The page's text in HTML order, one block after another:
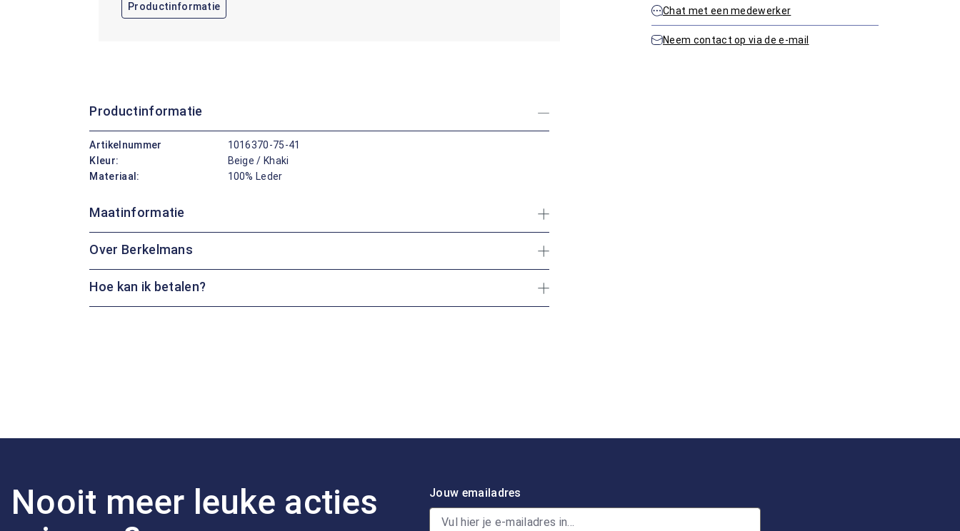
Productinformatie
Chat met een medewerker
Neem contact op via de e-mail
Productinformatie
Artikelnummer
1016370-75-41
Kleur:
Beige / Khaki
Materiaal:
100% Leder
Maatinformatie
Over Berkelmans
Hoe kan ik betalen?
Nooit meer leuke acties
Jouw emailadres